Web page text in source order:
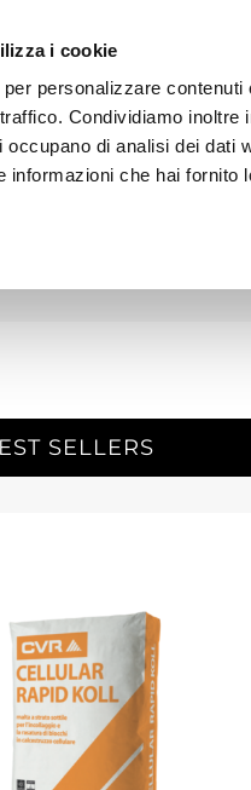
i cookie
personalizzare
Condividiamo
occupano di analisi dei dati
informazioni che hai
AREA DOWNLOAD
SELLERS